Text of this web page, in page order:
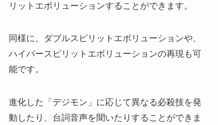
リットエボリューションすることができます。
同様に、ダブルスピリットエボリューションや、
ハイパースピリットエボリューションの再現も可
能です。
進化した「デジモン」に応じて異なる必殺技を発
動したり、台詞音声を聞いたりすることができま